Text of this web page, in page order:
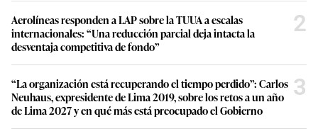
Aerolíneas responden a LAP sobre la TUUA a escalas
internacionales: “Una reducción parcial deja intacta la
desventaja competitiva de fondo”
2
“La organización está recuperando el tiempo perdido”: Carlos
Neuhaus, expresidente de Lima 2019, sobre los retos a un año
de Lima 2027 y en qué más está preocupado el Gobierno
3